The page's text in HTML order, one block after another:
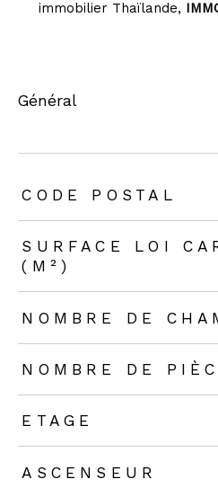
immobilier Thaïlande,
général
TRAD_ZEPHYR_Caracteristique
CODE POSTAL
SURFACE LOI
(M²)
NOMBRE DE
NOMBRE DE
ETAGE
ASCENSEUR